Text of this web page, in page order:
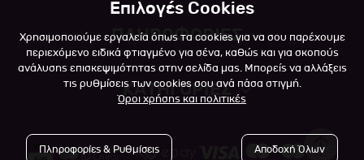
Πληροφορίες λογαριασμού
Λίστα αγαπημένων
Πολιτική επιστροφών
ΠΛΗΡΟΦΟΡΙΕΣ
Σχετικά
Επικοινωνία
Blog
ΚΑΤΗΓΟΡΙΕΣ
Επιλογές Cookies
Χρησιμοποιούμε εργαλεία όπως τα cookies για να σου παρέχουμε
περιεχόμενο ειδικά φτιαγμένο για σένα, καθώς και για σκοπούς
ανάλυσης επισκεψιμότητας στην σελίδα μας. Μπορείς να αλλάξεις
τις ρυθμίσεις των cookies σου ανά πάσα στιγμή.
Όροι χρήσης και πολιτικές
Πληροφορίες & Ρυθμίσεις Αποδοχή Όλων